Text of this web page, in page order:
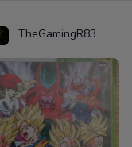
TheGamingR83